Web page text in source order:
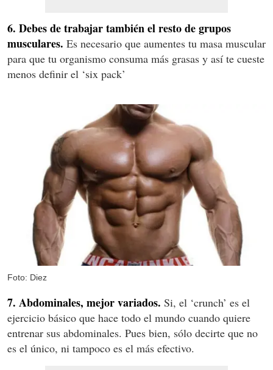
6. Debes de trabajar también el resto de grupos
musculares. Es necesario que aumentes tu masa muscular
para que tu organismo consuma más grasas y así te cueste
menos definir el ‘six pack’
Foto: Diez
7. Abdominales, mejor variados. Si, el ‘crunch’ es el
ejercicio básico que hace todo el mundo cuando quiere
entrenar sus abdominales. Pues bien, sólo decirte que no
es el único, ni tampoco es el más efectivo.